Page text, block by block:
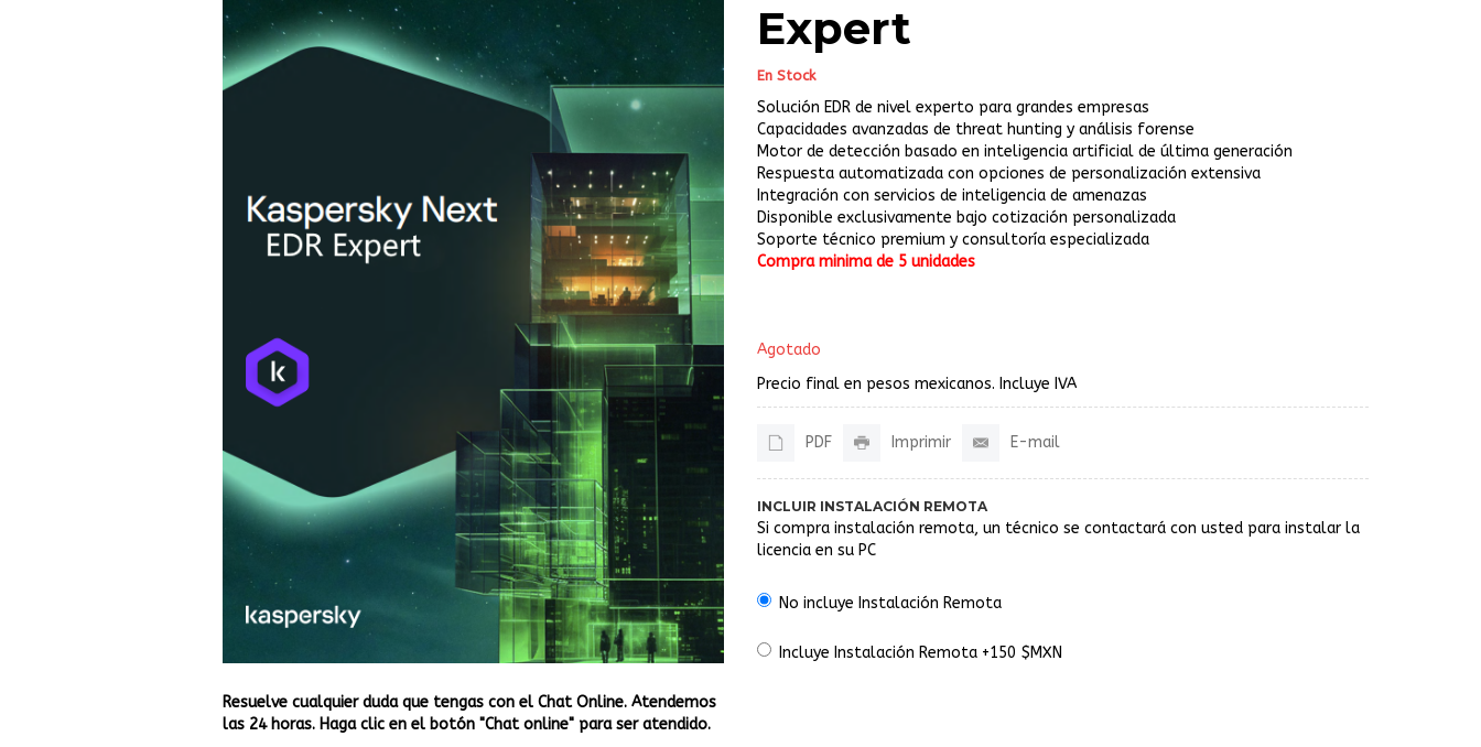
Resuelve cualquier duda que tengas con el Chat Online. Atendemos
las 24 horas. Haga clic en el botón "Chat online" para ser atendido.
Expert
En Stock
Solución EDR de nivel experto para grandes empresas
Capacidades avanzadas de threat hunting y análisis forense
Motor de detección basado en inteligencia artificial de última generación
Respuesta automatizada con opciones de personalización extensiva
Integración con servicios de inteligencia de amenazas
Disponible exclusivamente bajo cotización personalizada
Soporte técnico premium y consultoría especializada
Compra minima de 5 unidades
Agotado
Precio final en pesos mexicanos. Incluye IVA
PDF Imprimir E-mail
INCLUIR INSTALACIÓN REMOTA
Si compra instalación remota, un técnico se contactará con usted para instalar la
licencia en su PC
No incluye Instalación Remota
Incluye Instalación Remota +150 $MXN